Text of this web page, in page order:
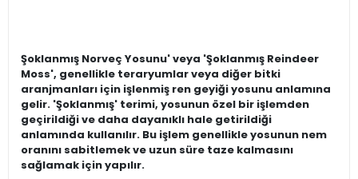
Şoklanmış Norveç Yosunu' veya 'Şoklanmış Reindeer
Moss', genellikle teraryumlar veya diğer bitki
aranjmanları için işlenmiş ren geyiği yosunu anlamına
gelir. 'Şoklanmış' terimi, yosunun özel bir işlemden
geçirildiği ve daha dayanıklı hale getirildiği
anlamında kullanılır. Bu işlem genellikle yosunun nem
oranını sabitlemek ve uzun süre taze kalmasını
sağlamak için yapılır.